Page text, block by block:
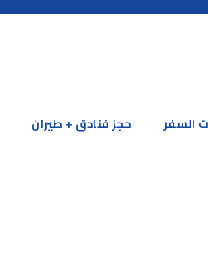
السفر حجز فنادق + طيران